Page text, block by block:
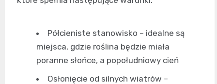
Półcieniste stanowisko – idealne są
miejsca, gdzie roślina będzie miała
poranne słońce, a popołudniowy cień
Osłonięcie od silnych wiatrów –